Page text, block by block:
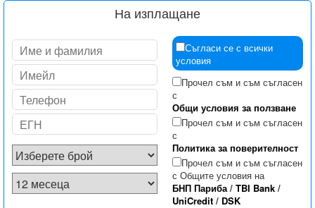
На изплащане
Съгласи се с всички
условия
Прочел съм и съм съгласен
с
Общи условия за ползване
Прочел съм и съм съгласен
с
Политика за поверителност
Прочел съм и съм съгласен
с Общите условия на
БНП Париба/ TBI Bank/
UniCredit/ DSK